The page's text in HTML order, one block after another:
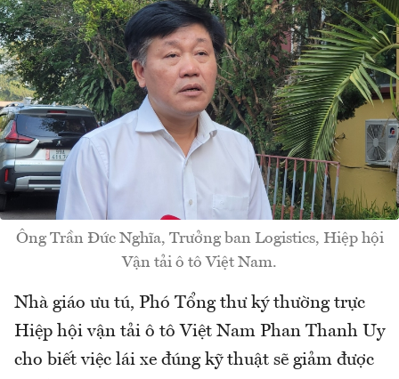
Ông Trần Đức Nghĩa, Trưởng ban Logistics, Hiệp hội
Vận tải ô tô Việt Nam.
Nhà giáo ưu tú, Phó Tổng thư ký thường trực
Hiệp hội vận tải ô tô Việt Nam Phan Thanh Uy
cho biết việc lái xe đúng kỹ thuật sẽ giảm được